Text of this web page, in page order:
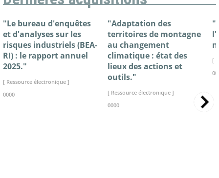
"Le bureau d'enquêtes
et d'analyses sur les
risques industriels (BEA-
RI) : le rapport annuel
2025."
[ Ressource électronique ]
0000
"Adaptation des
territoires de montagne
au changement
climatique : état des
lieux des actions et
outils."
[ Ressource électronique ]
0000
[